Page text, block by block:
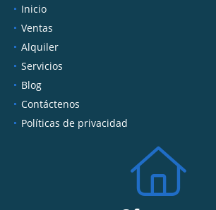
Inicio
Ventas
Alquiler
Servicios
Blog
Contáctenos
Políticas de privacidad